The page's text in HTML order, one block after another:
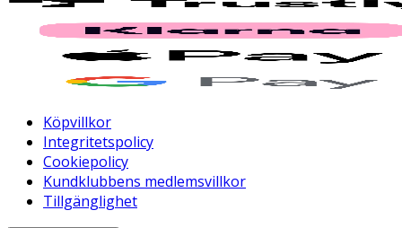
Köpvillkor
Integritetspolicy
Cookiepolicy
Kundklubbens medlemsvillkor
Tillgänglighet